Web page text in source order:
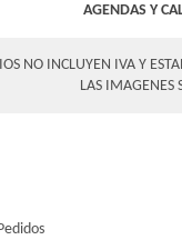
AGENDAS Y
NO INCLUYEN IVA Y
LAS IMAGENES